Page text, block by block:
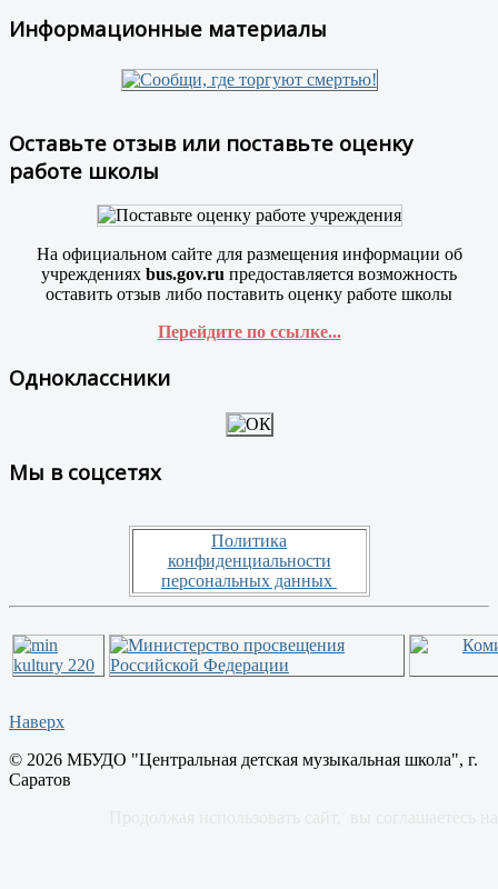
Информационные материалы
Оставьте отзыв или поставьте оценку
работе школы
На официальном сайте для размещения информации об
учреждениях bus.gov.ru предоставляется возможность
оставить отзыв либо поставить оценку работе школы
Перейдите по ссылке...
Одноклассники
Мы в соцсетях
Политика
конфиденциальности
персональных данных
Наверх
© 2026 МБУДО "Центральная детская музыкальная школа", г.
Саратов